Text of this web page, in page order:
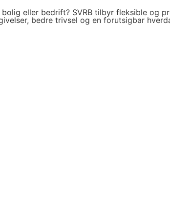
eller bedrift? SVRB tilbyr fleksible og
bedre trivsel og en forutsigbar